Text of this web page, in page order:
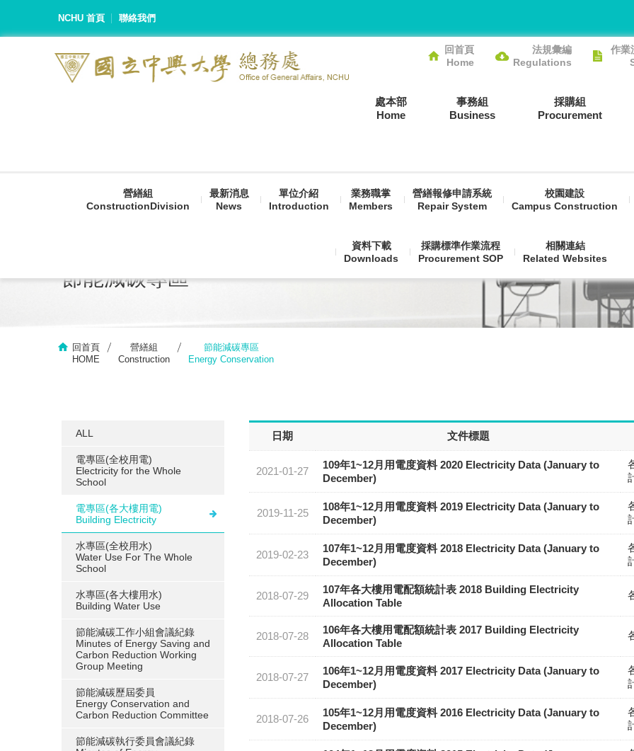
NCHU 首頁 聯絡我們
回首頁
Home
法規彙編
Regulations
作業
處本部
Home
事務組
Business
採購組
Procurement
營繕組
ConstructionDivision
最新消息
News
單位介紹
Introduction
業務職掌
Members
營繕報修申請系統
Repair System
校園建設
Campus Construction
資料下載
Downloads
採購標準作業流程
Procurement SOP
相關連結
Related Websites
節能減碳專區
回首頁
HOME
營繕組
Construction
節能減碳專區
Energy Conservation
ALL
電專區(全校用電)
Electricity for the Whole
School
電專區(各大樓用電)
Building Electricity
水專區(全校用水)
Water Use For The Whole
School
水專區(各大樓用水)
Building Water Use
節能減碳工作小組會議紀錄
Minutes of Energy Saving and
Carbon Reduction Working
Group Meeting
節能減碳歷屆委員
Energy Conservation and
Carbon Reduction Committee
節能減碳執行委員會議紀錄
日期 文件標題
2021-01-27
109年1~12月用電度資料 2020 Electricity Data (January to
December)
2019-11-25
108年1~12月用電度資料 2019 Electricity Data (January to
December)
2019-02-23
107年1~12月用電度資料 2018 Electricity Data (January to
December)
2018-07-29
107年各大樓用電配額統計表 2018 Building Electricity
Allocation Table
2018-07-28
106年各大樓用電配額統計表 2017 Building Electricity
Allocation Table
2018-07-27
106年1~12月用電度資料 2017 Electricity Data (January to
December)
2018-07-26
105年1~12月用電度資料 2016 Electricity Data (January to
December)